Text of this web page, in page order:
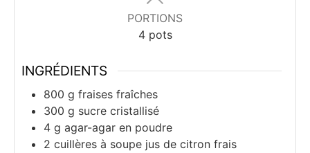
PORTIONS
4 pots
INGRÉDIENTS
800 g fraises fraîches
300 g sucre cristallisé
4 g agar-agar en poudre
2 cuillères à soupe jus de citron frais